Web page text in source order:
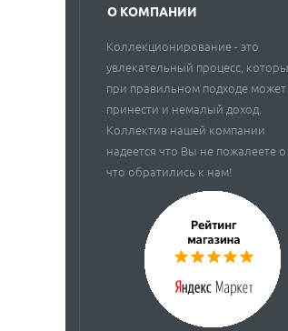
О КОМПАНИИ
Коллекционирование - это
увлекательный процесс,
при правильном подходе может
принести и немалый доход.
Коллектив нашей компании
надеется что Вы не пожалеете
что обратились к нам!